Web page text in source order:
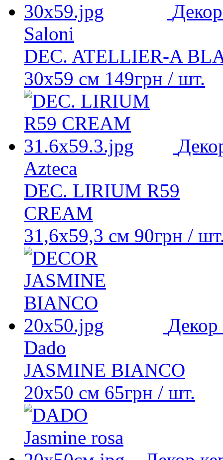
Saloni
DEC. ATELLIER-A
30x59 см 149грн / шт.
Azteca
DEC. LIRIUM R59
CREAM
31,6x59,3 см 90грн /
Декор
Dado
JASMINE BIANCO
20x50 см 65грн / шт.